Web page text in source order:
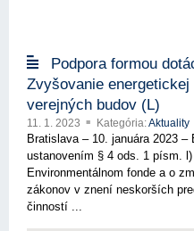
Podpora formou
Zvyšovanie
verejných budov (L)
11. 1. 2023 Kategória:Aktuality
Bratislava – 10. januára 2023
ustanovením § 4 ods. 1 písm.
Environmentálnom fonde a o
zákonov v znení neskorších
činností ...